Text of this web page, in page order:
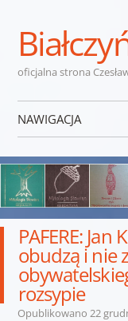
oficjalna strona
NAWIGACJA
PAFERE: Jan
obudzą i nie
rozsypie
Opublikowano 22